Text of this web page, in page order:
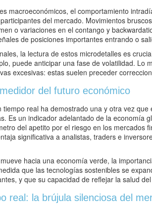
macroeconómicos, el comportamiento
del mercado. Movimientos
o variaciones en el contango y
de posiciones importantes entrando o
la lectura de estos microdetalles es
puede anticipar una fase de volatilidad. Lo
excesivas: estas suelen preceder
del futuro económico
tiempo real ha demostrado una y otra vez
Es un indicador adelantado de la economía
del apetito por el riesgo en los mercados
significativa a analistas, traders e
hacia una economía verde, la
que las tecnologías sostenibles se
y que su capacidad de reflejar la salud
real: la brújula silenciosa del